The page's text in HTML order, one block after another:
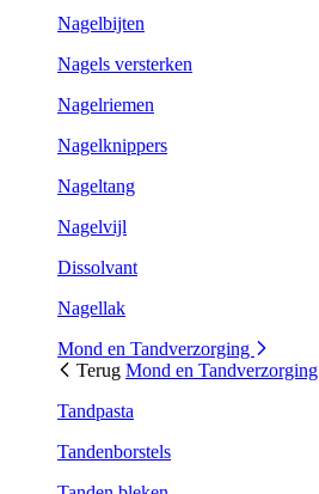
Nagelbijten
Nagels versterken
Nagelriemen
Nagelknippers
Nageltang
Nagelvijl
Dissolvant
Nagellak
Mond en Tandverzorging
Terug Mond en Tandverzorging
Tandpasta
Tandenborstels